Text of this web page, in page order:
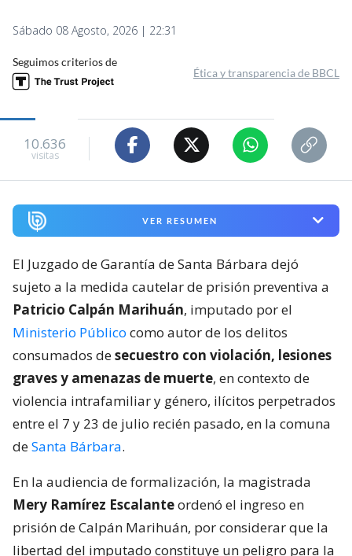
Sábado 08 Agosto, 2026 | 22:31
Seguimos criterios de
Ética y transparencia de BBCL
10.636
visitas
VER RESUMEN
El Juzgado de Garantía de Santa Bárbara dejó
sujeto a la medida cautelar de prisión preventiva a
Patricio Calpán Marihuán, imputado por el
Ministerio Público como autor de los delitos
consumados desecuestro con violación, lesiones
graves y amenazas de muerte, en contexto de
violencia intrafamiliar y género, ilícitos perpetrados
entre el 7 y 23 de julio recién pasado, en la comuna
deSanta Bárbara.
En la audiencia de formalización, la magistrada
Mery Ramírez Escalanteordenó el ingreso en
prisión de Calpán Marihuán, por considerar que la
libertad del imputado constituye un peligro para la